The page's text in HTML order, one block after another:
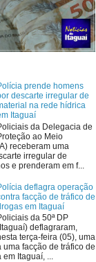
prende homens
descarte irregular de
na rede hídrica
Itaguaí
da Delegacia de
ao Meio
receberam uma
irregular de
e prenderam em f...
deflagra operação
facção de tráfico de
em Itaguaí
da 50ª DP
deflagraram,
terça-feira (05), uma
uma facção de tráfico de
em Itaguaí, ...